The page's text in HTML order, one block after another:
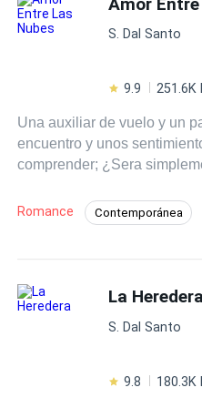
ones would emerge.
Drama Contemporary
S. Dal Santo
9.9 251.6K
Una auxiliar de vuelo y un
encuentro y unos
comprender; ¿Sera
juntos su mundo vuelve a
ambos provocará que
su vida a cambiarlo todo,
LA REPRODUCCIÓN
MATERIAL QUEDA
Romance Contemporánea
Amor ProhibidoLa Heredera
S. Dal Santo
9.8 180.3K